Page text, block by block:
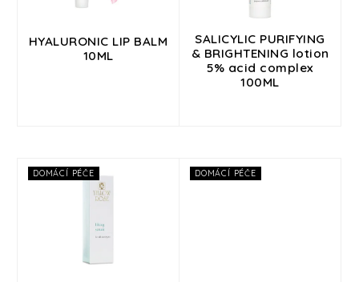
Značky
HYALURONIC LIP BALM
10ML
SALICYLIC PURIFYING
& BRIGHTENING lotion
5% acid complex
100ML
DOMÁCÍ PÉČE DOMÁCÍ PÉČE